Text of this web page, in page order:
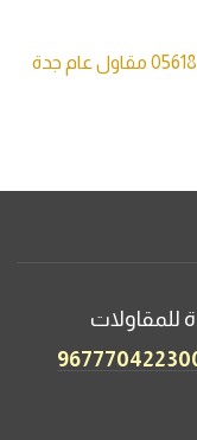
مقاول بناء ملاحق بجده جوال:0561874408 مقاول عام جدة